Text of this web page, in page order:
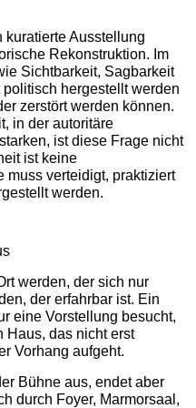
kuratierte Ausstellung
Rekonstruktion. Im
Sichtbarkeit, Sagbarkeit
hergestellt werden
zerstört werden können.
in der autoritäre
ist diese Frage nicht
ist keine
muss verteidigt, praktiziert
werden.
werden, der sich nur
der erfahrbar ist. Ein
eine Vorstellung besucht,
Haus, das nicht erst
Vorhang aufgeht.
Bühne aus, endet aber
durch Foyer, Marmorsaal,